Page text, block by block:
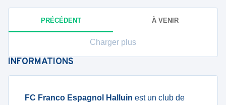
PRÉCÉDENT À VENIR
Charger plus
INFORMATIONS
FC Franco Espagnol Halluin est un club de